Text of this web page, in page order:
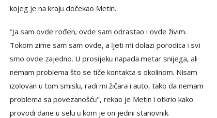
kojeg je na kraju dočekao Metin.
"Ja sam ovde rođen, ovde sam odrastao i ovde živim.
Tokom zime sam sam ovde, a ljeti mi dolazi porodica i svi
smo ovde zajedno. U prosijeku napada metar snijega, ali
nemam problema što se tiče kontakta s okolinom. Nisam
izolovan u tom smislu, radi mi žičara i auto, tako da nemam
problema sa povezanošću", rekao je Metin i otkrio kako
provodi dane u selu u kom je on jedini stanovnik.